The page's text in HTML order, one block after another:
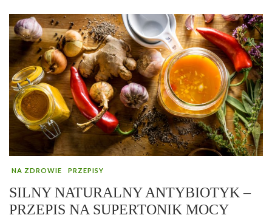
NA ZDROWIE PRZEPISY
SILNY NATURALNY ANTYBIOTYK –
PRZEPIS NA SUPERTONIK MOCY